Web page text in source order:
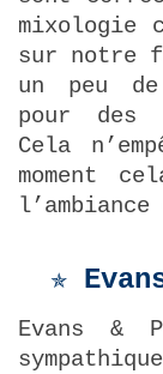
mixologie
sur notre
un peu
pour des
Cela
moment
✯
Evans &